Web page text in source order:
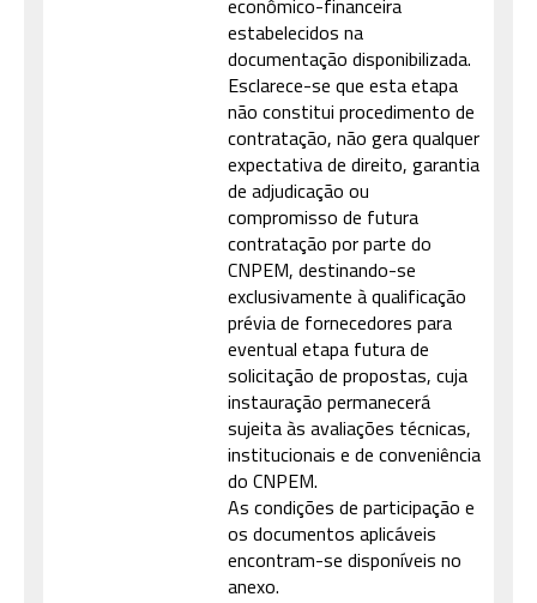
econômico-financeira
estabelecidos na
documentação disponibilizada.
Esclarece-se que esta etapa
não constitui procedimento de
contratação, não gera qualquer
expectativa de direito, garantia
de adjudicação ou
compromisso de futura
contratação por parte do
CNPEM, destinando-se
exclusivamente à qualificação
prévia de fornecedores para
eventual etapa futura de
solicitação de propostas, cuja
instauração permanecerá
sujeita às avaliações técnicas,
institucionais e de conveniência
do CNPEM.
As condições de participação e
os documentos aplicáveis
encontram-se disponíveis no
anexo.